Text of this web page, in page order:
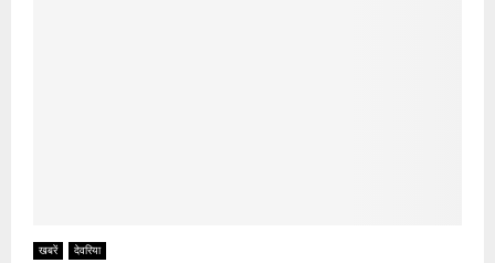
खबरें देवरिया